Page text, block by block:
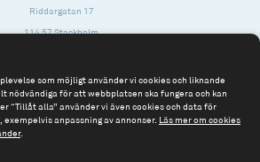
Riddargatan 17
114 57 Stockholm
Tel: 08 - 545 813 40
fonder@spiltanfonder.se
som möjligt använder vi cookies och liknande
nödvändiga för att webbplatsen ska fungera och kan
“Tillåt alla” använder vi även cookies och data för
anpassning av annonser. Läs mer om cookies
.